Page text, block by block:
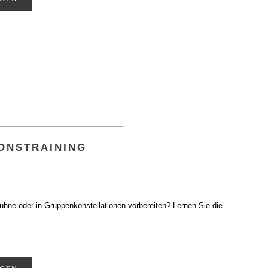
oder in Gruppenkonstellationen vorbereiten? Lernen Sie die